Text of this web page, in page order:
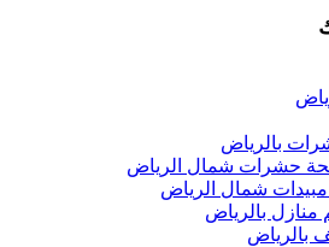
بالرياض
حشرات شمال الرياض
شمال الرياض
منازل بالرياض
بالرياض